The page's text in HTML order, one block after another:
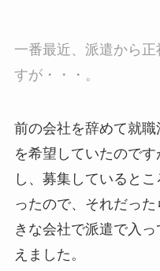
一番最近、派遣から
すが・・・。
前の会社を辞めて就
を希望していたので
し、募集していると
ったので、それだっ
きな会社で派遣で入
えました。